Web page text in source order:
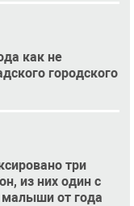
как не
городского
три
из них один с
от года